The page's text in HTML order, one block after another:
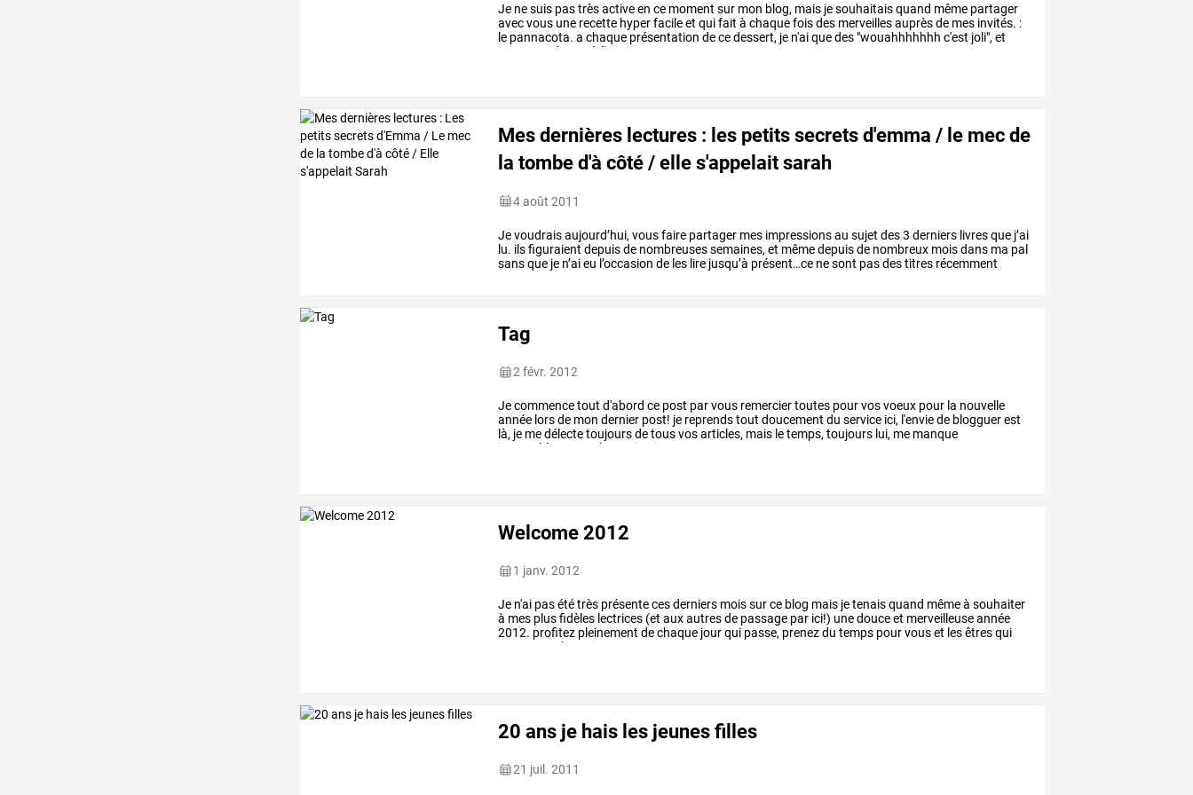
Je nesuis pastrèsactiveen ce moment sur mon blog, mais jesouhaitaisquand même partager
avecvous une recette hyperfacileet quifait à chaquefoisdes merveillesauprèsde mes invités. :
le pannacota. a chaque présentation decedessert, je n'aiquedes "wouahhhhhhh c'est joli", et
photos à l'appui,
Mes dernières lectures : les petits secrets d'emma / le mec de
la tombe d'à côté / elle s'appelait sarah
4 août 2011
Jevoudraisaujourd’hui, vousfaire partager mes impressionsau sujet des3 derniers livresque j’ai
lu. ilsfiguraient depuisde nombreusessemaines, et mêmedepuisde nombreux moisdans ma pal
sansque je n’aieu l’occasion de les lire jusqu’à présent…ce nesont pasdestitres récemment
Tag
2 févr. 2012
Jecommencetout d'abord ce post parvous remerciertoutes pourvosvoeux pour la nouvelle
année lorsde mon dernier post! je reprendstout doucement du service ici, l'enviede blogguerest
là, je medélectetoujoursdetousvosarticles, mais letemps,toujours lui, me manque
inexorablement
la motivation
Welcome 2012
1 janv. 2012
Je n'ai pasététrès présentecesderniers moissurce blog mais jetenaisquand mêmeà souhaiter
à mes plusfidèles lectrices (et auxautresde passage par ici!) unedouceet merveilleuseannée
2012. profitez pleinement dechaque jourqui passe, prenezdu temps pourvouset lesêtresqui
chers. je
20 ans je hais les jeunes filles
21 juil. 2011